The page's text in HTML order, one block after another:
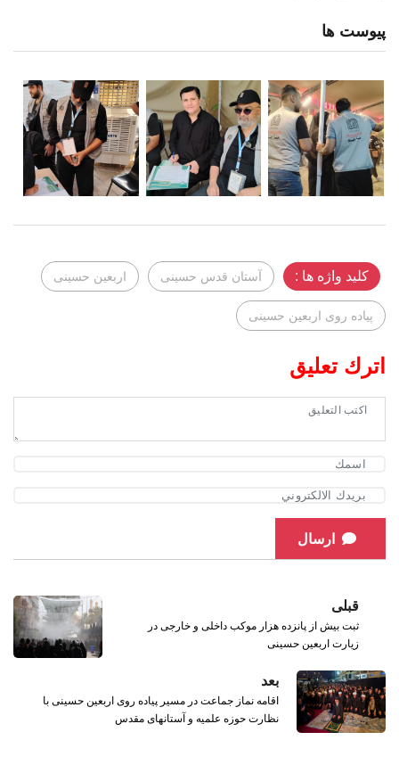
پیوست ها
کلید واژه ها : آستان قدس حسینی اربعين حسينى
پياده روى اربعين حسينى
اترك تعليق
ارسال
قبلی
ثبت بیش از پانزده هزار موکب داخلی و خارجی در
زیارت اربعین حسینی
بعد
اقامه نماز جماعت در مسیر پیاده روی اربعین حسینی با
نظارت حوزه علمیه و آستانهای مقدس